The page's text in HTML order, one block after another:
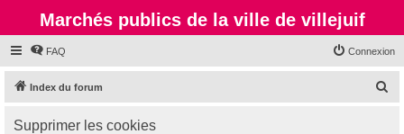
Marchés publics de la ville de villejuif
FAQ Connexion
Index du forum
Supprimer les cookies